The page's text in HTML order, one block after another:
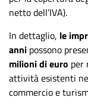
netto dell’IVA).
In dettaglio, le
anni possono
milioni di euro per
attività esistenti
commercio e